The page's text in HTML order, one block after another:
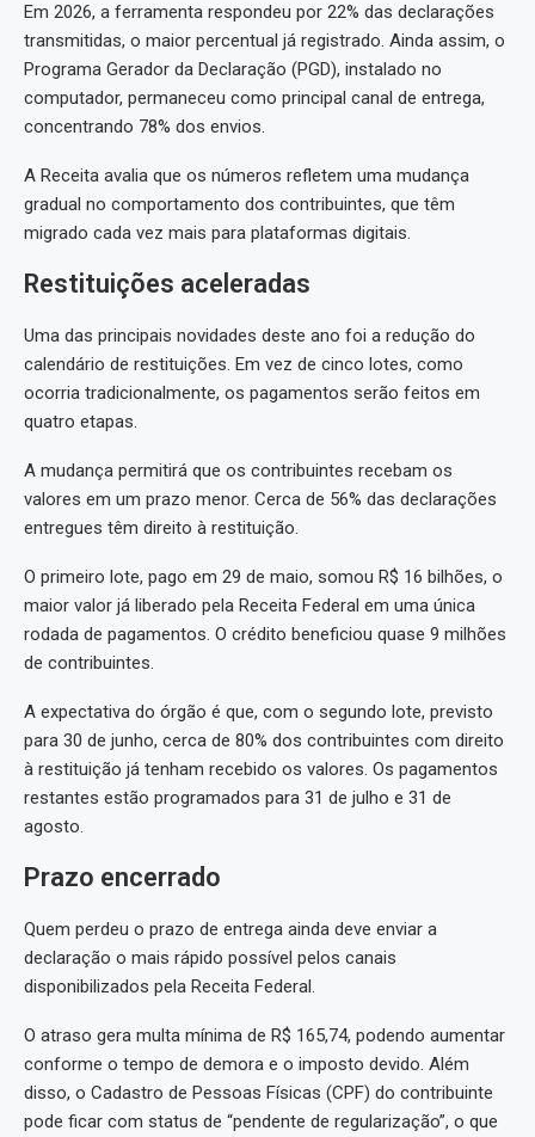
Em 2026, a ferramenta respondeu por 22% das declarações
transmitidas, o maior percentual já registrado. Ainda assim, o
Programa Gerador da Declaração (PGD), instalado no
computador, permaneceu como principal canal de entrega,
concentrando 78% dos envios.
A Receita avalia que os números refletem uma mudança
gradual no comportamento dos contribuintes, que têm
migrado cada vez mais para plataformas digitais.
Restituições aceleradas
Uma das principais novidades deste ano foi a redução do
calendário de restituições. Em vez de cinco lotes, como
ocorria tradicionalmente, os pagamentos serão feitos em
quatro etapas.
A mudança permitirá que os contribuintes recebam os
valores em um prazo menor. Cerca de 56% das declarações
entregues têm direito à restituição.
O primeiro lote, pago em 29 de maio, somou R$ 16 bilhões, o
maior valor já liberado pela Receita Federal em uma única
rodada de pagamentos. O crédito beneficiou quase 9 milhões
de contribuintes.
A expectativa do órgão é que, com o segundo lote, previsto
para 30 de junho, cerca de 80% dos contribuintes com direito
à restituição já tenham recebido os valores. Os pagamentos
restantes estão programados para 31 de julho e 31 de
agosto.
Prazo encerrado
Quem perdeu o prazo de entrega ainda deve enviar a
declaração o mais rápido possível pelos canais
disponibilizados pela Receita Federal.
O atraso gera multa mínima de R$ 165,74, podendo aumentar
conforme o tempo de demora e o imposto devido. Além
disso, o Cadastro de Pessoas Físicas (CPF) do contribuinte
pode ficar com status de “pendente de regularização”, o que